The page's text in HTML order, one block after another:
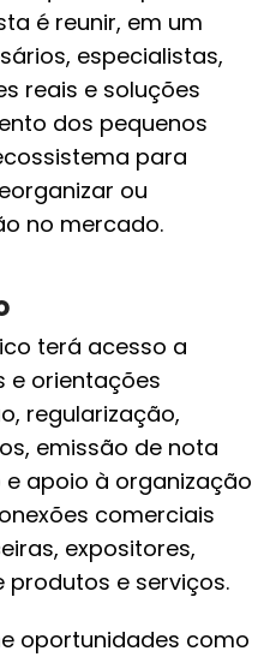
é reunir, em um
especialistas,
reais e soluções
dos pequenos
para
ou
no mercado.
terá acesso a
e orientações
regularização,
emissão de nota
apoio à organização
comerciais
expositores,
e serviços.
oportunidades como